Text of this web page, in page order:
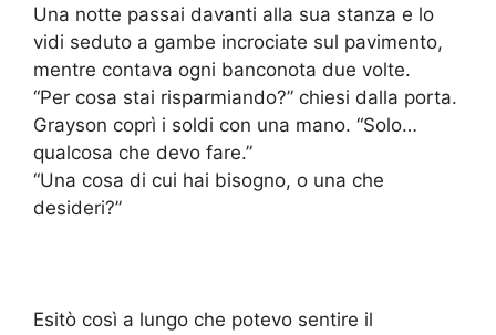
Una notte passai davanti alla sua stanza e lo
vidi seduto a gambe incrociate sul pavimento,
mentre contava ogni banconota due volte.
“Per cosa stai risparmiando?” chiesi dalla porta.
Grayson coprì i soldi con una mano. “Solo…
qualcosa che devo fare.”
“Una cosa di cui hai bisogno, o una che
desideri?”
Esitò così a lungo che potevo sentire il